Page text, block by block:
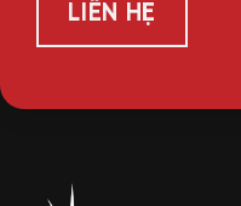
LIÊN HỆ